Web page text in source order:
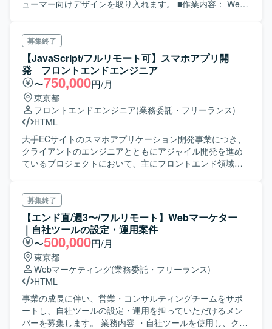
ューマー向けデザインを取り入れます。 ■作業内容： Web
募集終了
【JavaScript/フルリモート可】スマホアプリ開
発 フロントエンドエンジニア
〜750,000円/月
東京都
フロントエンドエンジニア(業務委託・フリーランス)
HTML
大手ECサイトのスマホアプリケーション開発事業につき、
クライアントのエンジニアとともにアジャイル開発を進め
ているプロジェクトにおいて、主にフロントエンド領域の
募集終了
【エンド直/週3〜/フルリモート】Webマーケター
｜自社ツールの設定・運用案件
〜500,000円/月
東京都
Webマーケティング(業務委託・フリーランス)
HTML
事業の成長に伴い、営業・コンサルティングチームをサポ
ートし、自社ツールの設定・運用を担っていただけるメン
バーを募集します。 業務内容 ・自社ツールを使用し、クラ